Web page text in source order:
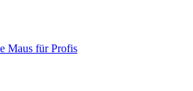
Maus für Profis